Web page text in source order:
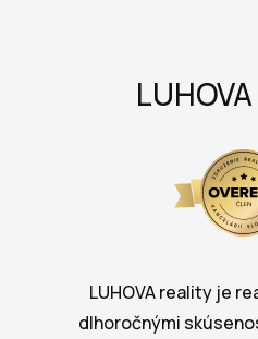
LUHOVA reality je
dlhoročnými